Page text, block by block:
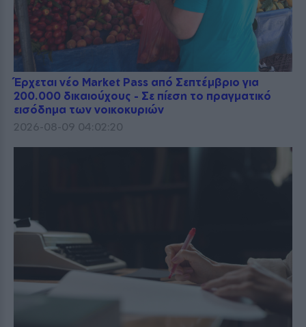
Έρχεται νέο Market Pass από Σεπτέμβριο για
200.000 δικαιούχους - Σε πίεση το πραγματικό
εισόδημα των νοικοκυριών
2026-08-09 04:02:20